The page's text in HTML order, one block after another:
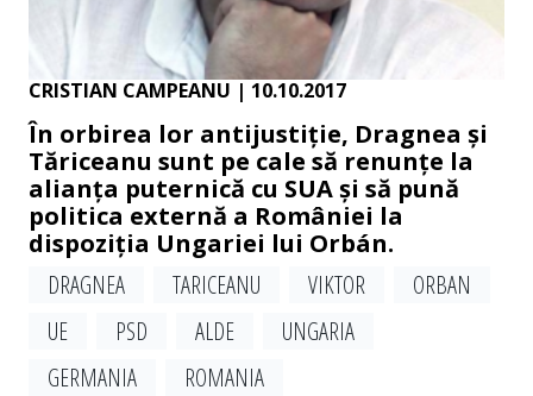
CRISTIAN CAMPEANU | 10.10.2017
În orbirea lor antijustiție, Dragnea și
Tăriceanu sunt pe cale să renunțe la
alianța puternică cu SUA și să pună
politica externă a României la
dispoziția Ungariei lui Orbán.
DRAGNEA
TARICEANU VIKTOR
ORBAN
UE
PSD ALDE
UNGARIA
GERMANIA
ROMANIA